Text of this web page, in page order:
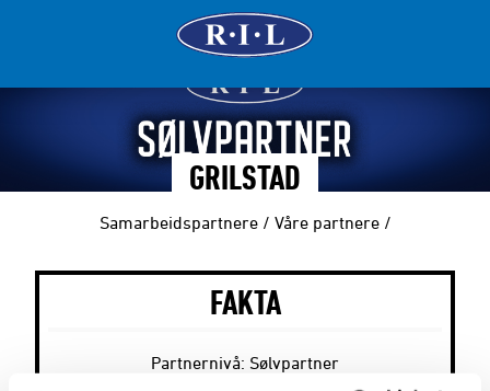
GRILSTAD
Samarbeidspartnere / Våre partnere /
FAKTA
Partnernivå: Sølvpartner